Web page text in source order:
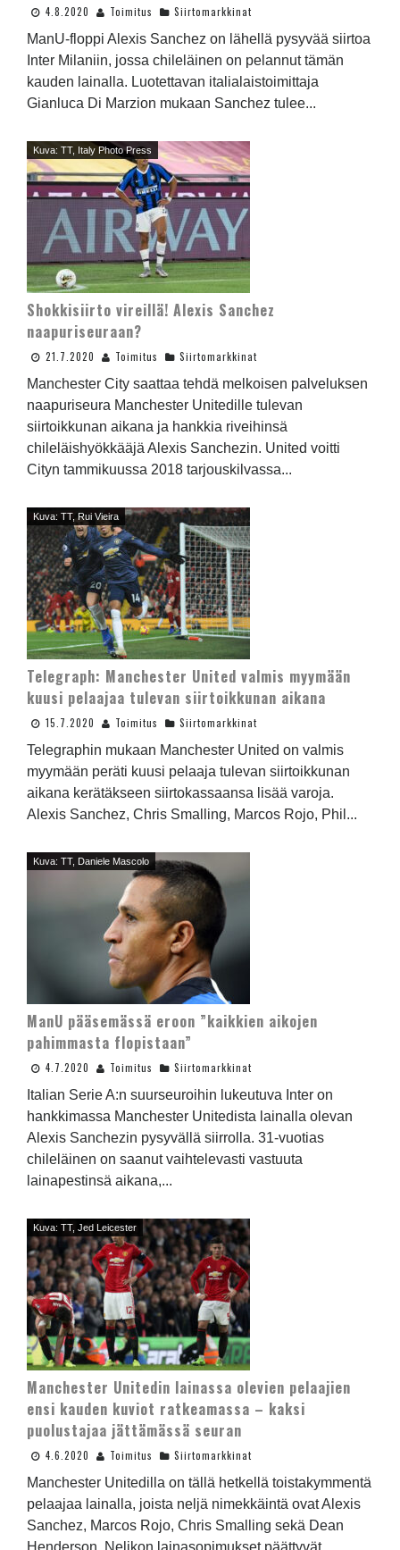
4.8.2020 Toimitus Siirtomarkkinat
ManU-floppi Alexis Sanchez on lähellä pysyvää siirtoa
Inter Milaniin, jossa chileläinen on pelannut tämän
kauden lainalla. Luotettavan italialaistoimittaja
Gianluca Di Marzion mukaan Sanchez tulee...
Kuva: TT, Italy Photo Press
Shokkisiirto vireillä! Alexis Sanchez
naapuriseuraan?
21.7.2020 Toimitus Siirtomarkkinat
Manchester City saattaa tehdä melkoisen palveluksen
naapuriseura Manchester Unitedille tulevan
siirtoikkunan aikana ja hankkia riveihinsä
chileläishyökkääjä Alexis Sanchezin. United voitti
Cityn tammikuussa 2018 tarjouskilvassa...
Kuva: TT, Rui Vieira
Telegraph: Manchester United valmis myymään
kuusi pelaajaa tulevan siirtoikkunan aikana
15.7.2020 Toimitus Siirtomarkkinat
Telegraphin mukaan Manchester United on valmis
myymään peräti kuusi pelaaja tulevan siirtoikkunan
aikana kerätäkseen siirtokassaansa lisää varoja.
Alexis Sanchez, Chris Smalling, Marcos Rojo, Phil...
Kuva: TT, Daniele Mascolo
ManU pääsemässä eroon ”kaikkien aikojen
pahimmasta flopistaan”
4.7.2020 Toimitus Siirtomarkkinat
Italian Serie A:n suurseuroihin lukeutuva Inter on
hankkimassa Manchester Unitedista lainalla olevan
Alexis Sanchezin pysyvällä siirrolla. 31-vuotias
chileläinen on saanut vaihtelevasti vastuuta
lainapestinsä aikana,...
Kuva: TT, Jed Leicester
Manchester Unitedin lainassa olevien pelaajien
ensi kauden kuviot ratkeamassa – kaksi
puolustajaa jättämässä seuran
4.6.2020 Toimitus Siirtomarkkinat
Manchester Unitedilla on tällä hetkellä toistakymmentä
pelaajaa lainalla, joista neljä nimekkäintä ovat Alexis
Sanchez, Marcos Rojo, Chris Smalling sekä Dean